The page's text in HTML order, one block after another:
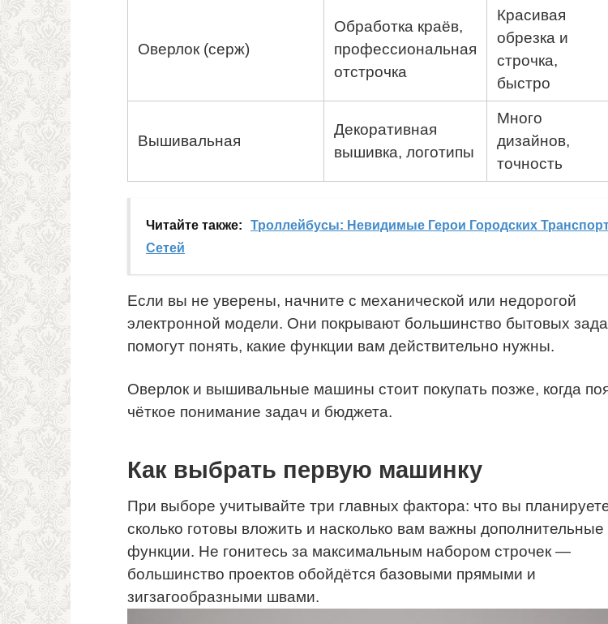
Оверлок (серж)
Обработка краёв,
профессиональная
отстрочка
Красивая
обрезка и
строчка,
быстро
Вышивальная
Декоративная
вышивка, логотипы
Много
дизайнов,
точность
Читайте также:
Троллейбусы: Невидимые Герои Городских
Сетей
Если вы не уверены, начните с механической или недорогой
электронной модели. Они покрывают большинство бытовых
помогут понять, какие функции вам действительно нужны.
Оверлок и вышивальные машины стоит покупать позже, когда
чёткое понимание задач и бюджета.
Как выбрать первую машинку
При выборе учитывайте три главных фактора: что вы
сколько готовы вложить и насколько вам важны дополнительные
функции. Не гонитесь за максимальным набором строчек —
большинство проектов обойдётся базовыми прямыми и
зигзагообразными швами.